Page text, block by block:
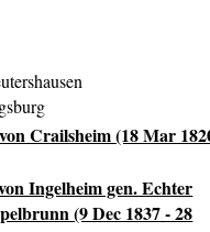
Crailsheim (18 Mar
Ingelheim gen. Echter
(9 Dec 1837 - 28